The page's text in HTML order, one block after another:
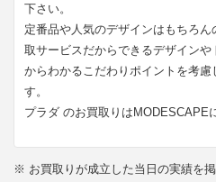
下さい。
定番品や人気のデザインはもちろ
取サービスだからできるデザイン
からわかるこだわりポイントを考慮
す。
プラダ のお買取りはMODESCAPE
※ お買取りが成立した当日の実績を掲